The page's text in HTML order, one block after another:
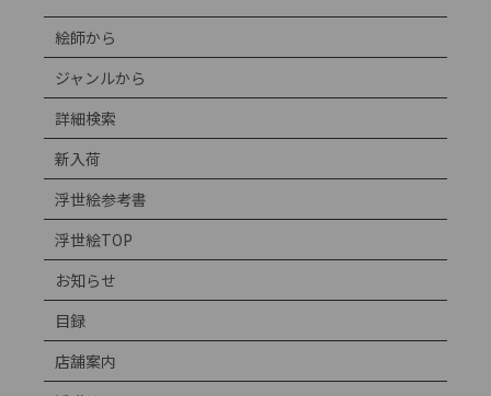
絵師から
ジャンルから
詳細検索
新入荷
浮世絵参考書
浮世絵TOP
お知らせ
目録
店舗案内